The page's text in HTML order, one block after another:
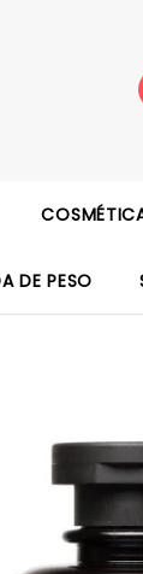
DE PESO